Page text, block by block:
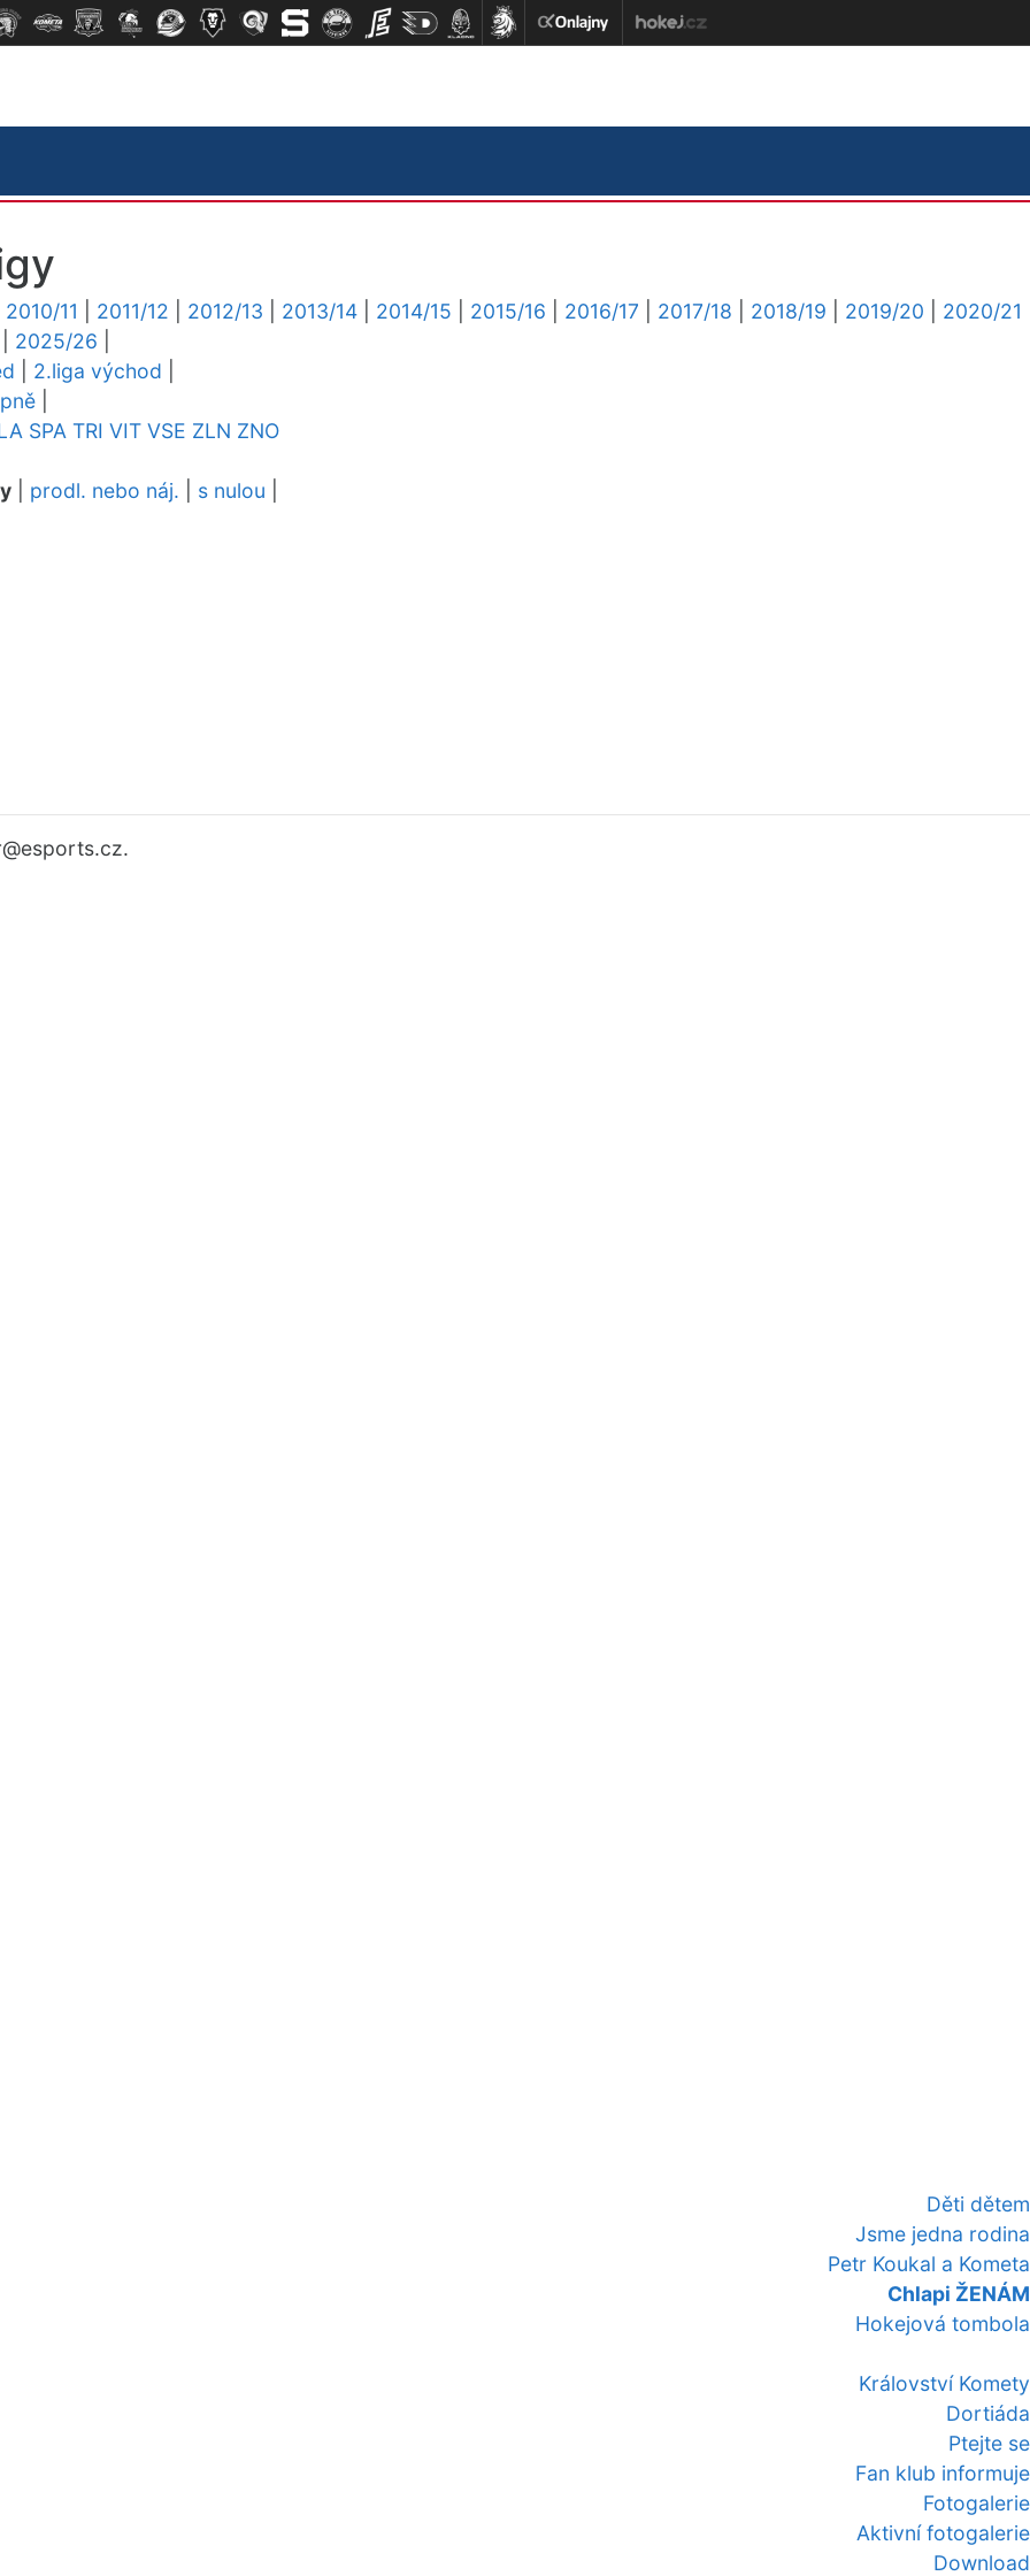
Děti dětem
Jsme jedna rodina
Petr Koukal a Kometa
Chlapi ŽENÁM
Hokejová tombola
Království Komety
Dortiáda
Ptejte se
Fan klub informuje
Fotogalerie
Aktivní fotogalerie
Download
2010/11 2011/12 2012/13 2013/14 2014/15 2015/16 2016/17 2017/18 2018/19 2019/20
2020/21
2025/26
2.liga východ
SPA TRI VIT VSE ZLN ZNO
prodl. nebo náj. s nulou
@esports.cz.